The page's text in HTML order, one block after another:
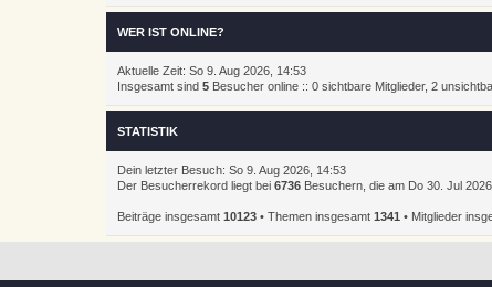
WER IST ONLINE?
Aktuelle Zeit: So 9. Aug 2026, 14:53
Insgesamt sind 5 Besucher online :: 0 sichtbare Mitglieder, 2
STATISTIK
Dein letzter Besuch: So 9. Aug 2026, 14:53
Der Besucherrekord liegt bei 6736 Besuchern, die am Do 30. Jul
Beiträge insgesamt 10123 • Themen insgesamt 1341 • Mitglieder